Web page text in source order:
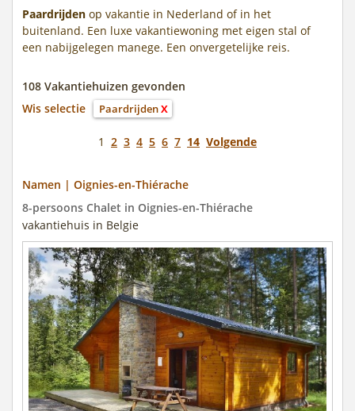
Paardrijden op vakantie in Nederland of in het
buitenland. Een luxe vakantiewoning met eigen stal of
een nabijgelegen manege. Een onvergetelijke reis.
108 Vakantiehuizen gevonden
Wis selectie
PaardrijdenX
1 2 3 4 5 6 7 14 Volgende
Namen | Oignies-en-Thiérache
8-persoons Chalet in Oignies-en-Thiérache
vakantiehuis in Belgie